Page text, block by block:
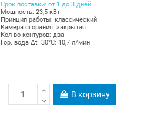
Срок поставки: от 1 до 3 дней
Мощность: 23,5 кВт
Принцип работы: классический
Камера сгорания: закрытая
Кол-во контуров: два
Гор. вода Δt=30°C: 10,7 л/мин
В корзину